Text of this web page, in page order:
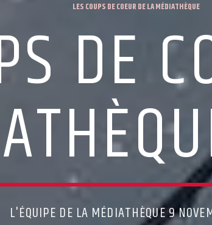
LES COUPS DE COEUR DE LA MÉDIATHÈQUE
DE
L'ÉQUIPE DE LA MÉDIATHÈQUE 9